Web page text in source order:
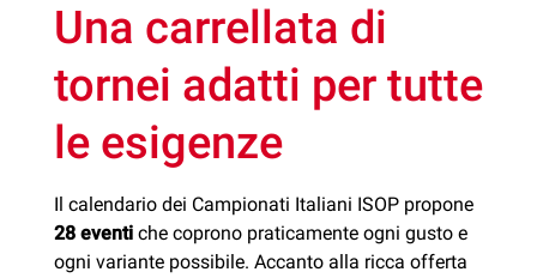
Una carrellata di
tornei adatti per tutte
le esigenze
Il calendario dei Campionati Italiani ISOP propone
28 eventi che coprono praticamente ogni gusto e
ogni variante possibile. Accanto alla ricca offerta